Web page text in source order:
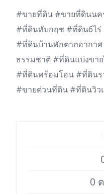
#ขายที่ดิน #ขายที่ดินน
#ที่ดินทับกฤช #ที่ดิน6ไ
#ที่ดินบ้านพักตากอากา
ธรรมชาติ #ที่ดินแบ่งขาย
#ที่ดินพร้อมโอน #ที่ดินร
#ขายด่วนที่ดิน #ที่ดินวิ
0